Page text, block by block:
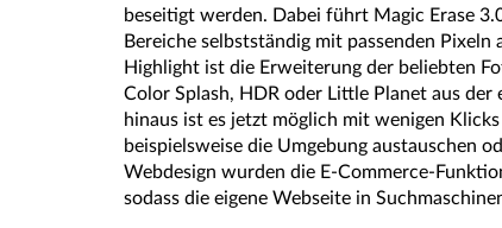
beseitigt werden. Dabei führt Magic Erase
Bereiche selbstständig mit passenden
Highlight ist die Erweiterung der beliebten
Color Splash, HDR oder Little Planet aus
hinaus ist es jetzt möglich mit wenigen
beispielsweise die Umgebung austauschen
Webdesign wurden die E-Commerce-
sodass die eigene Webseite in